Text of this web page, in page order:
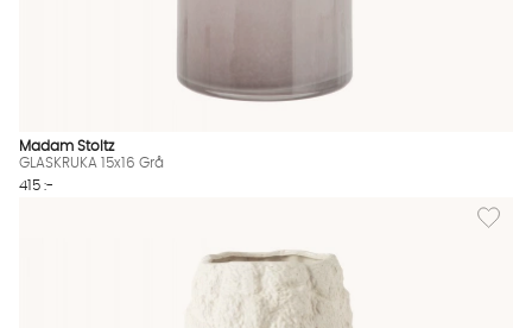
Madam Stoltz
GLASKRUKA 15x16 Grå
415 :-
Lägg